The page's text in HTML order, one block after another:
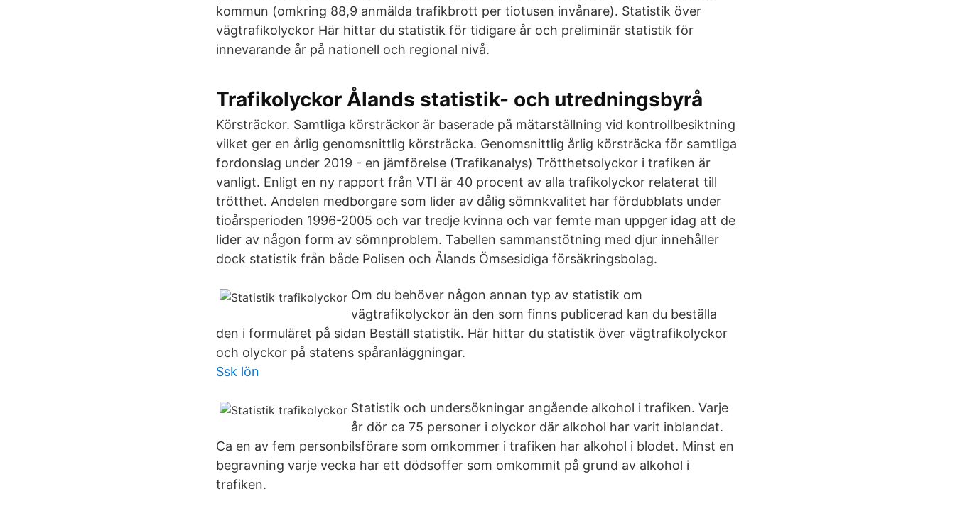
kommun (omkring 88,9 anmälda trafikbrott per tiotusen invånare). Statistik över
vägtrafikolyckor Här hittar du statistik för tidigare år och preliminär statistik för
innevarande år på nationell och regional nivå.
Trafikolyckor Ålands statistik- och utredningsbyrå
Körsträckor. Samtliga körsträckor är baserade på mätarställning vid kontrollbesiktning
vilket ger en årlig genomsnittlig körsträcka. Genomsnittlig årlig körsträcka för samtliga
fordonslag under 2019 - en jämförelse (Trafikanalys) Trötthetsolyckor i trafiken är
vanligt. Enligt en ny rapport från VTI är 40 procent av alla trafikolyckor relaterat till
trötthet. Andelen medborgare som lider av dålig sömnkvalitet har fördubblats under
tioårsperioden 1996-2005 och var tredje kvinna och var femte man uppger idag att de
lider av någon form av sömnproblem. Tabellen sammanstötning med djur innehåller
dock statistik från både Polisen och Ålands Ömsesidiga försäkringsbolag.
Om du behöver någon annan typ av statistik om
vägtrafikolyckor än den som finns publicerad kan du beställa
den i formuläret på sidan Beställ statistik. Här hittar du statistik över vägtrafikolyckor
och olyckor på statens spåranläggningar.
Ssk lön
Statistik och undersökningar angående alkohol i trafiken. Varje
år dör ca 75 personer i olyckor där alkohol har varit inblandat.
Ca en av fem personbilsförare som omkommer i trafiken har alkohol i blodet. Minst en
begravning varje vecka har ett dödsoffer som omkommit på grund av alkohol i
trafiken.